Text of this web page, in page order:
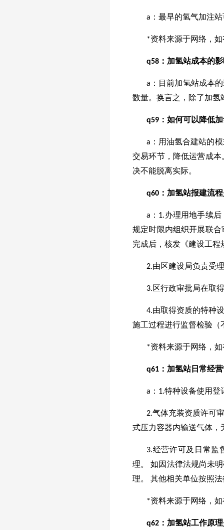
a：最早的氢气加注
*资料来源于网络，
q58 ：加氢站成本的
a：目前加氢站成本
数量。换言之，除了加氢
q59 ：如何可以降低
a：用油氢合建站的
交易环节，降低运营成
决不能脱离实际。
q60 ：加氢站报建流
a：1.办理用地手续
规定时限内组织开展联
完成后，核发《建设工程
2.由区建设局负责受
3.区行政审批局在取
4.由取得资质的特种
施工过程进行监督检验（
*资料来源于网络，
q61 ：加氢站日常经
a：1.特种设备使用
2.气体充装资质许可
式压力容器内输送气体
3.经营许可及日常监
理。 如因法律法规尚未
理。 其他相关单位按照
*资料来源于网络，
q62 ：加氢站工作原